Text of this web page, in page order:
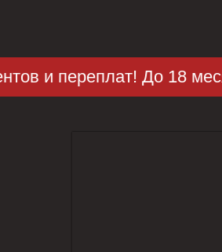
переплат! До 18 месяцев!